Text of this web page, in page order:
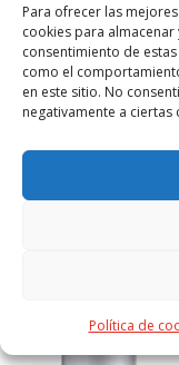
Para ofrecer las
cookies para
consentimiento de
como el
en este sitio. No
negativamente a ciertas
Política de
S/T